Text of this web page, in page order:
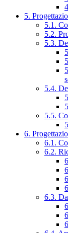
5.
5.1.
5.2.
5.3.
5.4.
5.5.
6.
6.1.
6.2.
6.3.